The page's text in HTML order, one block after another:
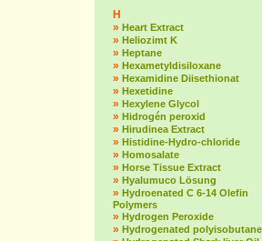
H
» Heart Extract
» Heliozimt K
» Heptane
» Hexametyldisiloxane
» Hexamidine Diisethionat
» Hexetidine
» Hexylene Glycol
» Hidrogén peroxid
» Hirudinea Extract
» Histidine-Hydro-chloride
» Homosalate
» Horse Tissue Extract
» Hyalumuco Lösung
» Hydroenated C 6-14 Olefin
Polymers
» Hydrogen Peroxide
» Hydrogenated polyisobutane